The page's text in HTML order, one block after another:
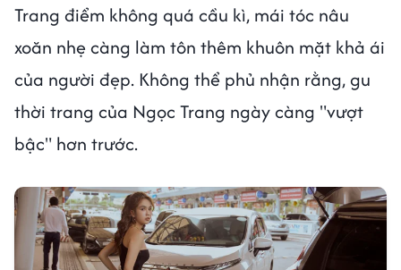
Trang điểm không quá cầu kì, mái tóc nâu
xoăn nhẹ càng làm tôn thêm khuôn mặt khả ái
của người đẹp. Không thể phủ nhận rằng, gu
thời trang của Ngọc Trang ngày càng "vượt
bậc" hơn trước.